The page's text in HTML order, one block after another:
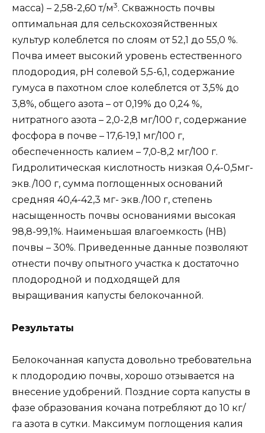
масса) – 2,58-2,60 т/м3. Скважность почвы
оптимальная для сельскохозяйственных
культур колеблется по слоям от 52,1 до 55,0 %.
Почва имеет высокий уровень естественного
плодородия, рН солевой 5,5-6,1, содержание
гумуса в пахотном слое колеблется от 3,5% до
3,8%, общего азота – от 0,19% до 0,24 %,
нитратного азота – 2,0-2,8 мг/100 г, содержание
фосфора в почве – 17,6-19,1 мг/100 г,
обеспеченность калием – 7,0-8,2 мг/100 г.
Гидролитическая кислотность низкая 0,4-0,5мг-
экв./100 г, сумма поглощенных оснований
средняя 40,4-42,3 мг- экв./100 г, степень
насыщенность почвы основаниями высокая
98,8-99,1%. Наименьшая влагоемкость (НВ)
почвы – 30%. Приведенные данные позволяют
отнести почву опытного участка к достаточно
плодородной и подходящей для
выращивания капусты белокочанной.
Результаты
Белокочанная капуста довольно требовательна
к плодородию почвы, хорошо отзывается на
внесение удобрений. Поздние сорта капусты в
фазе образования кочана потребляют до 10 кг/
га азота в сутки. Максимум поглощения калия